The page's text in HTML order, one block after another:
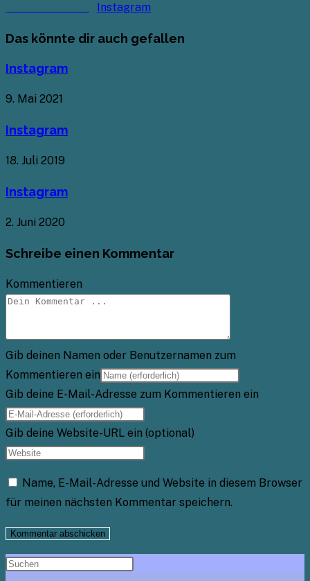
Instagram
Das könnte dir auch gefallen
Instagram
9. Mai 2021
Instagram
18. Juli 2019
Instagram
2. Juni 2020
Schreibe einen Kommentar
Kommentieren
Gib deinen Namen oder Benutzernamen zum
Kommentieren ein
Gib deine E-Mail-Adresse zum Kommentieren ein
Gib deine Website-URL ein (optional)
Name, E-Mail-Adresse und Website in diesem Browser
für meinen nächsten Kommentar speichern.